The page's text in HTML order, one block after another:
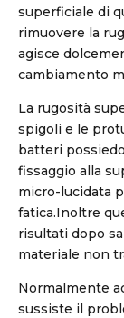
superficiale di
rimuovere la
agisce
cambiamento
La rugosità
spigoli e le
batteri
fissaggio alla
micro-lucidata
fatica.Inoltre
risultati dopo
materiale non
Normalmente
sussiste il